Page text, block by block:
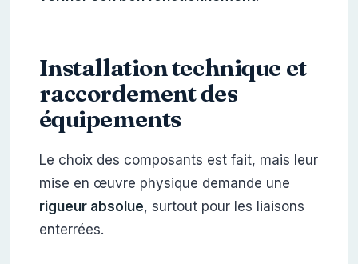
Installation technique et
raccordement des
équipements
Le choix des composants est fait, mais leur
mise en œuvre physique demande une
rigueur absolue, surtout pour les liaisons
enterrées.